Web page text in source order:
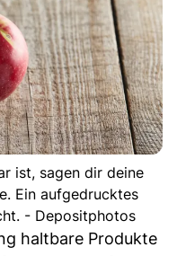
ist, sagen dir deine
Ein aufgedrucktes
- Depositphotos
haltbare Produkte